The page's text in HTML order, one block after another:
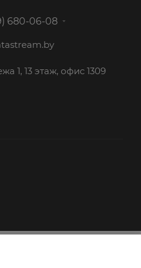
680-06-08
1, 13 этаж, офис 1309